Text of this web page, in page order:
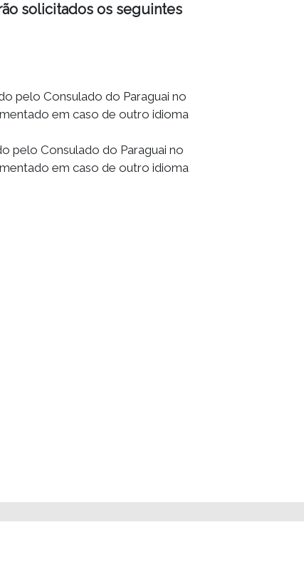
solicitados os seguintes
pelo Consulado do Paraguai no
em caso de outro idioma
pelo Consulado do Paraguai no
em caso de outro idioma